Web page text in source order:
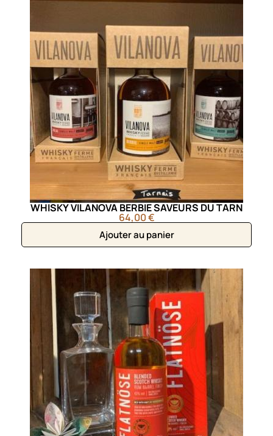
WHISKY VILANOVA BERBIE SAVEURS DU TARN
64,00 €
Ajouter au panier